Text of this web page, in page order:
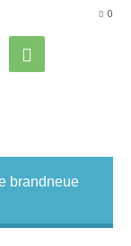
0
brandneue